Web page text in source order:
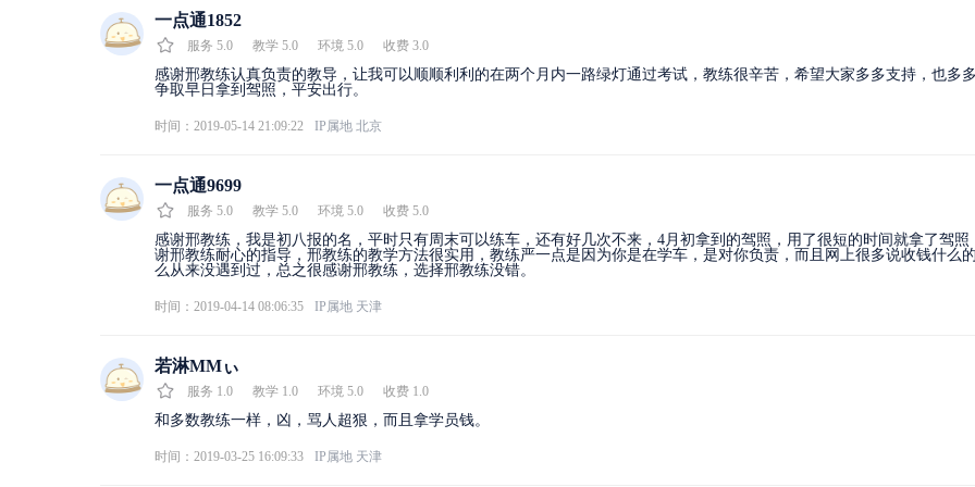
一点通1852
服务 5.0 教学 5.0 环境 5.0 收费 3.0
感谢邢教练认真负责的教导，让我可以顺顺利利的在两个月内一路绿灯通过考试，教练很辛苦，希望大家多多支持，也多多
争取早日拿到驾照，平安出行。
时间：2019-05-14 21:09:22 IP属地 北京
一点通9699
服务 5.0 教学 5.0 环境 5.0 收费 5.0
感谢邢教练，我是初八报的名，平时只有周末可以练车，还有好几次不来，4月初拿到的驾照，用了很短的时间就拿了驾照
谢邢教练耐心的指导，邢教练的教学方法很实用，教练严一点是因为你是在学车，是对你负责，而且网上很多说收钱什么
么从来没遇到过，总之很感谢邢教练，选择邢教练没错。
时间：2019-04-14 08:06:35 IP属地 天津
若淋MMぃ
服务 1.0 教学 1.0 环境 5.0 收费 1.0
和多数教练一样，凶，骂人超狠，而且拿学员钱。
时间：2019-03-25 16:09:33 IP属地 天津